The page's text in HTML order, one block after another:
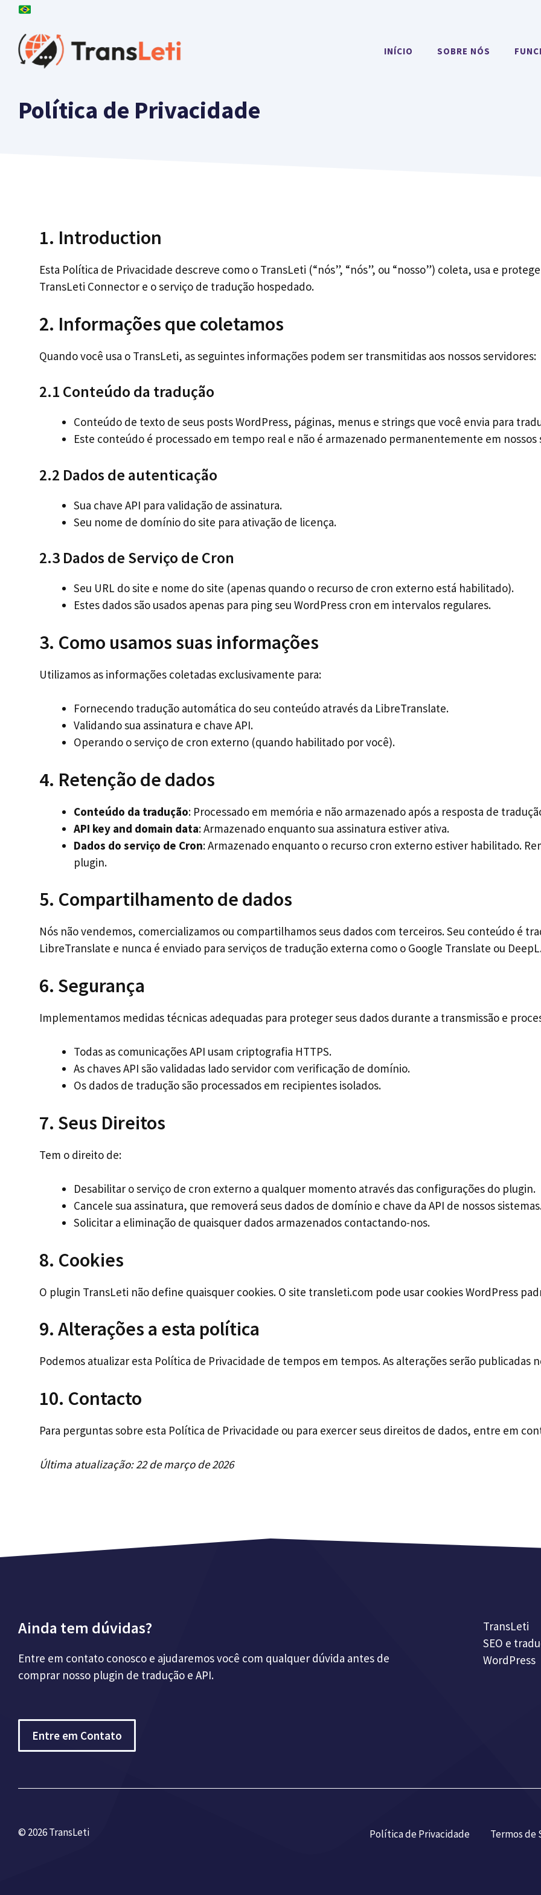
Saltar
conteúdo
INÍCIO SOBRE NÓS
Política de Privacidade
1. Introduction
Esta Política de Privacidade descreve como o TransLeti (“nós”, “nós”, ou “nosso”) coleta, usa e
TransLeti Connector e o serviço de tradução hospedado.
2. Informações que coletamos
Quando você usa o TransLeti, as seguintes informações podem ser transmitidas aos nossos servidores:
2.1 Conteúdo da tradução
Conteúdo de texto de seus posts WordPress, páginas, menus e strings que você envia para
Este conteúdo é processado em tempo real e não é armazenado permanentemente em nossos
2.2 Dados de autenticação
Sua chave API para validação de assinatura.
Seu nome de domínio do site para ativação de licença.
2.3 Dados de Serviço de Cron
Seu URL do site e nome do site (apenas quando o recurso de cron externo está habilitado).
Estes dados são usados apenas para ping seu WordPress cron em intervalos regulares.
3. Como usamos suas informações
Utilizamos as informações coletadas exclusivamente para:
Fornecendo tradução automática do seu conteúdo através da LibreTranslate.
Validando sua assinatura e chave API.
Operando o serviço de cron externo (quando habilitado por você).
4. Retenção de dados
Conteúdo da tradução: Processado em memória e não armazenado após a resposta de
API key and domain data: Armazenado enquanto sua assinatura estiver ativa.
Dados do serviço de Cron: Armazenado enquanto o recurso cron externo estiver habilitado.
plugin.
5. Compartilhamento de dados
Nós não vendemos, comercializamos ou compartilhamos seus dados com terceiros. Seu conteúdo é
LibreTranslate e nunca é enviado para serviços de tradução externa como o Google Translate ou
6. Segurança
Implementamos medidas técnicas adequadas para proteger seus dados durante a transmissão e
Todas as comunicações API usam criptografia HTTPS.
As chaves API são validadas lado servidor com verificação de domínio.
Os dados de tradução são processados em recipientes isolados.
7. Seus Direitos
Tem o direito de:
Desabilitar o serviço de cron externo a qualquer momento através das configurações do plugin.
Cancele sua assinatura, que removerá seus dados de domínio e chave da API de nossos
Solicitar a eliminação de quaisquer dados armazenados contactando-nos.
8. Cookies
O plugin TransLeti não define quaisquer cookies. O site transleti.com pode usar cookies WordPress
9. Alterações a esta política
Podemos atualizar esta Política de Privacidade de tempos em tempos. As alterações serão publicadas
10. Contacto
Para perguntas sobre esta Política de Privacidade ou para exercer seus direitos de dados, entre em
Última atualização: 22 de março de 2026
Ainda tem dúvidas?
Entre em contato conosco e ajudaremos você com qualquer dúvida antes de
comprar nosso plugin de tradução e API.
Entre em Contato
TransLeti
SEO e
WordPress
© 2026 TransLeti Política de Privacidade Termos de